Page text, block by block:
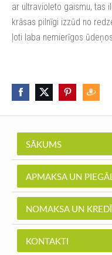
APMAKSA UN
NOMAKSA
ar ultravioleto gaismu, tas
krāsas pilnīgi izzūd no
ļoti laba nemierīgos